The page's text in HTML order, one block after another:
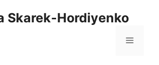
Skarek-Hordiyenko
Menu